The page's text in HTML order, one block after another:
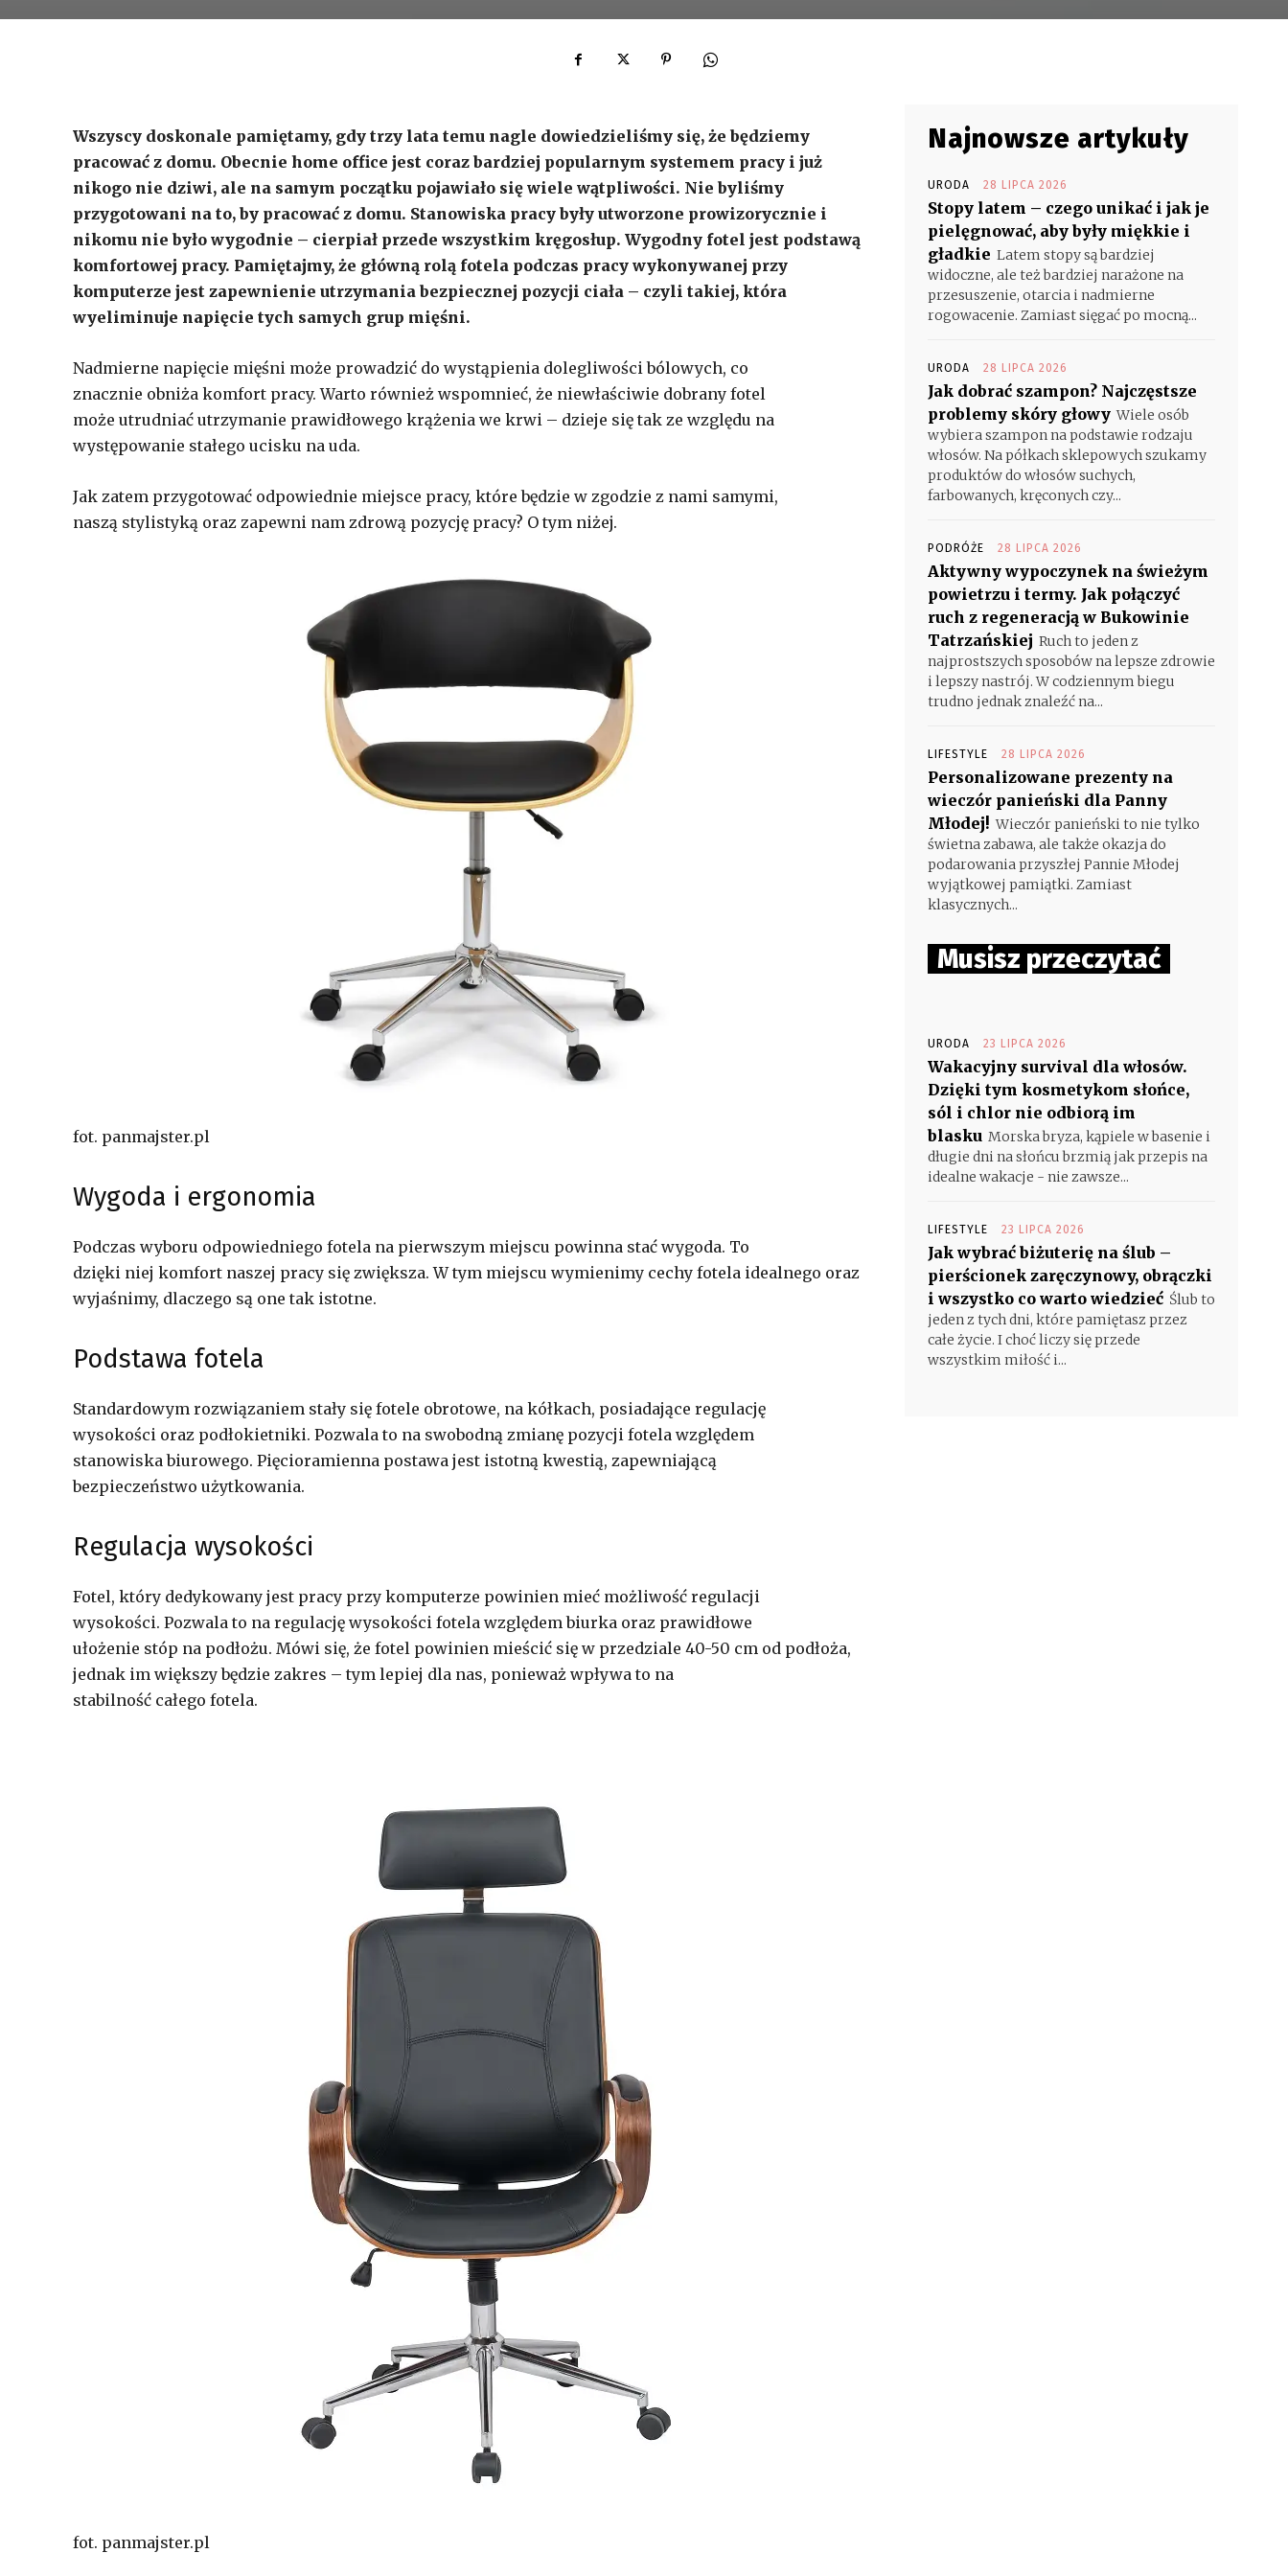
Wszyscy doskonale pamiętamy, gdy trzy lata temu nagle dowiedzieliśmy się, że będziemy
pracować z domu. Obecnie home office jest coraz bardziej popularnym systemem pracy i już
nikogo nie dziwi, ale na samym początku pojawiało się wiele wątpliwości. Nie byliśmy
przygotowani na to, by pracować z domu. Stanowiska pracy były utworzone prowizorycznie i
nikomu nie było wygodnie – cierpiał przede wszystkim kręgosłup. Wygodny fotel jest podstawą
komfortowej pracy. Pamiętajmy, że główną rolą fotela podczas pracy wykonywanej przy
komputerze jest zapewnienie utrzymania bezpiecznej pozycji ciała – czyli takiej, która
wyeliminuje napięcie tych samych grup mięśni.
Nadmierne napięcie mięśni może prowadzić do wystąpienia dolegliwości bólowych, co
znacznie obniża komfort pracy. Warto również wspomnieć, że niewłaściwie dobrany fotel
może utrudniać utrzymanie prawidłowego krążenia we krwi – dzieje się tak ze względu na
występowanie stałego ucisku na uda.
Jak zatem przygotować odpowiednie miejsce pracy, które będzie w zgodzie z nami samymi,
naszą stylistyką oraz zapewni nam zdrową pozycję pracy? O tym niżej.
fot. panmajster.pl
Wygoda i ergonomia
Podczas wyboru odpowiedniego fotela na pierwszym miejscu powinna stać wygoda. To
dzięki niej komfort naszej pracy się zwiększa. W tym miejscu wymienimy cechy fotela idealnego oraz
wyjaśnimy, dlaczego są one tak istotne.
Podstawa fotela
Standardowym rozwiązaniem stały się fotele obrotowe, na kółkach, posiadające regulację
wysokości oraz podłokietniki. Pozwala to na swobodną zmianę pozycji fotela względem
stanowiska biurowego. Pięcioramienna postawa jest istotną kwestią, zapewniającą
bezpieczeństwo użytkowania.
Regulacja wysokości
Fotel, który dedykowany jest pracy przy komputerze powinien mieć możliwość regulacji
wysokości. Pozwala to na regulację wysokości fotela względem biurka oraz prawidłowe
ułożenie stóp na podłożu. Mówi się, że fotel powinien mieścić się w przedziale 40-50 cm od podłoża,
jednak im większy będzie zakres – tym lepiej dla nas, ponieważ wpływa to na
stabilność całego fotela.
fot. panmajster.pl
Najnowsze artykuły
URODA 28 LIPCA 2026
Stopy latem – czego unikać i jak je
pielęgnować, aby były miękkie i
gładkie Latem stopy są bardziej
widoczne, ale też bardziej narażone na
przesuszenie, otarcia i nadmierne
rogowacenie. Zamiast sięgać po mocną...
URODA 28 LIPCA 2026
Jak dobrać szampon? Najczęstsze
problemy skóry głowy Wiele osób
wybiera szampon na podstawie rodzaju
włosów. Na półkach sklepowych szukamy
produktów do włosów suchych,
farbowanych, kręconych czy...
PODRÓŻE 28 LIPCA 2026
Aktywny wypoczynek na świeżym
powietrzu i termy. Jak połączyć
ruch z regeneracją w Bukowinie
Tatrzańskiej Ruch to jeden z
najprostszych sposobów na lepsze zdrowie
i lepszy nastrój. W codziennym biegu
trudno jednak znaleźć na...
LIFESTYLE 28 LIPCA 2026
Personalizowane prezenty na
wieczór panieński dla Panny
Młodej! Wieczór panieński to nie tylko
świetna zabawa, ale także okazja do
podarowania przyszłej Pannie Młodej
wyjątkowej pamiątki. Zamiast
klasycznych...
Musisz przeczytać
URODA 23 LIPCA 2026
Wakacyjny survival dla włosów.
Dzięki tym kosmetykom słońce,
sól i chlor nie odbiorą im
blasku Morska bryza, kąpiele w basenie i
długie dni na słońcu brzmią jak przepis na
idealne wakacje - nie zawsze...
LIFESTYLE 23 LIPCA 2026
Jak wybrać biżuterię na ślub –
pierścionek zaręczynowy, obrączki
i wszystko co warto wiedzieć Ślub to
jeden z tych dni, które pamiętasz przez
całe życie. I choć liczy się przede
wszystkim miłość i...